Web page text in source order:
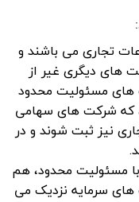
تجاری می باشند و
های دیگری غیر از
های مسئولیت محدود
که شرکت های سهامی
نیز ثبت شوند و در
مسئولیت محدود، هم
سرمایه نزدیک می